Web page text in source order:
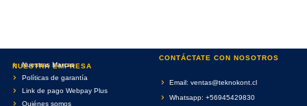
NUESTRA EMPRESA
Nuestras Marcas
Políticas de garantía
Link de pago Webpay Plus
Quiénes somos
CONTÁCTATE CON NOSOTROS
Email: ventas@teknokont.cl
Whatsapp: +56945429830